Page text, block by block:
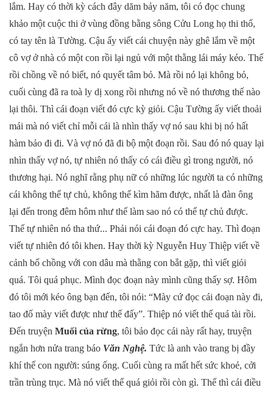
lắm. Hay có thời kỳ cách đây dăm bảy năm, tôi có đọc chung
khảo một cuộc thi ở vùng đồng bằng sông Cửu Long họ thi thố,
có tay tên là Tường. Cậu ấy viết cái chuyện này ghê lắm về một
cô vợ ở nhà có một con rồi lại ngủ với một thằng lái máy kéo. Thế
rồi chồng về nó biết, nó quyết tâm bỏ. Mà rồi nó lại không bỏ,
cuối cùng đã ra toà ly dị xong rồi nhưng nó về nó thương thế nào
lại thôi. Thì cái đoạn viết đó cực kỳ giỏi. Cậu Tường ấy viết thoải
mái mà nó viết chỉ mỗi cái là nhìn thấy vợ nó sau khi bị nó hất
hàm bảo đi đi. Và vợ nó đã đi bộ một đoạn rồi. Sau đó nó quay lại
nhìn thấy vợ nó, tự nhiên nó thấy có cái điều gì trong người, nó
thương hại. Nó nghĩ rằng phụ nữ có những lúc người ta có những
cái không thể tự chủ, không thể kìm hãm được, nhất là đàn ông
lại đến trong đêm hôm như thế làm sao nó có thể tự chủ được.
Thế tự nhiên nó tha thứ... Phải nói cái đoạn đó cực hay. Thì đoạn
viết tự nhiên đó tôi khen. Hay thời kỳ Nguyễn Huy Thiệp viết về
cảnh bố chồng với con dâu mà thằng con bắt gặp, thì viết giỏi
quá. Tôi quá phục. Mình đọc đoạn này mình cũng thấy sợ. Hôm
đó tôi mới kéo ông bạn đến, tôi nói: “Mày cứ đọc cái đoạn này đi,
tao đố mày viết được như thế đấy”. Thiệp nó viết thế quá tài rồi.
Đến truyện Muối của rừng, tôi bảo đọc cái này rất hay, truyện
ngắn hơn nửa trang báo Văn Nghệ. Tức là anh vào trang bị đầy
khí thế con người: súng ống. Cuối cùng ra mất hết sức khoẻ, cởi
trần trùng trục. Mà nó viết thế quá giỏi rồi còn gì. Thế thì cái điều